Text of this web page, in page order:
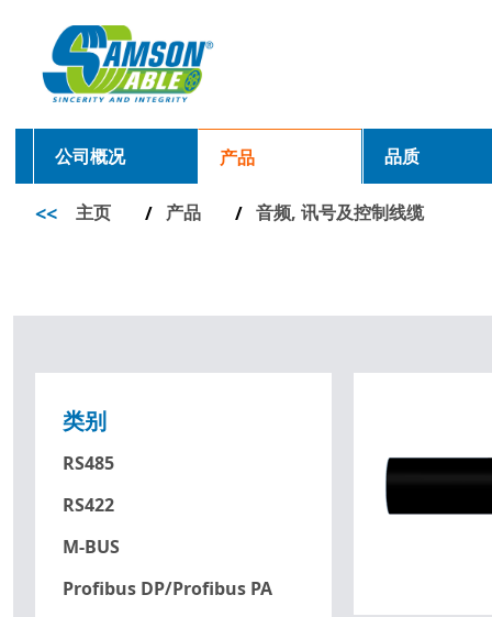
公司概况 产品 品质
<< 主页 / 产品 / 音频, 讯号及控制线缆
类别
RS485
RS422
M-BUS
Profibus DP/Profibus PA